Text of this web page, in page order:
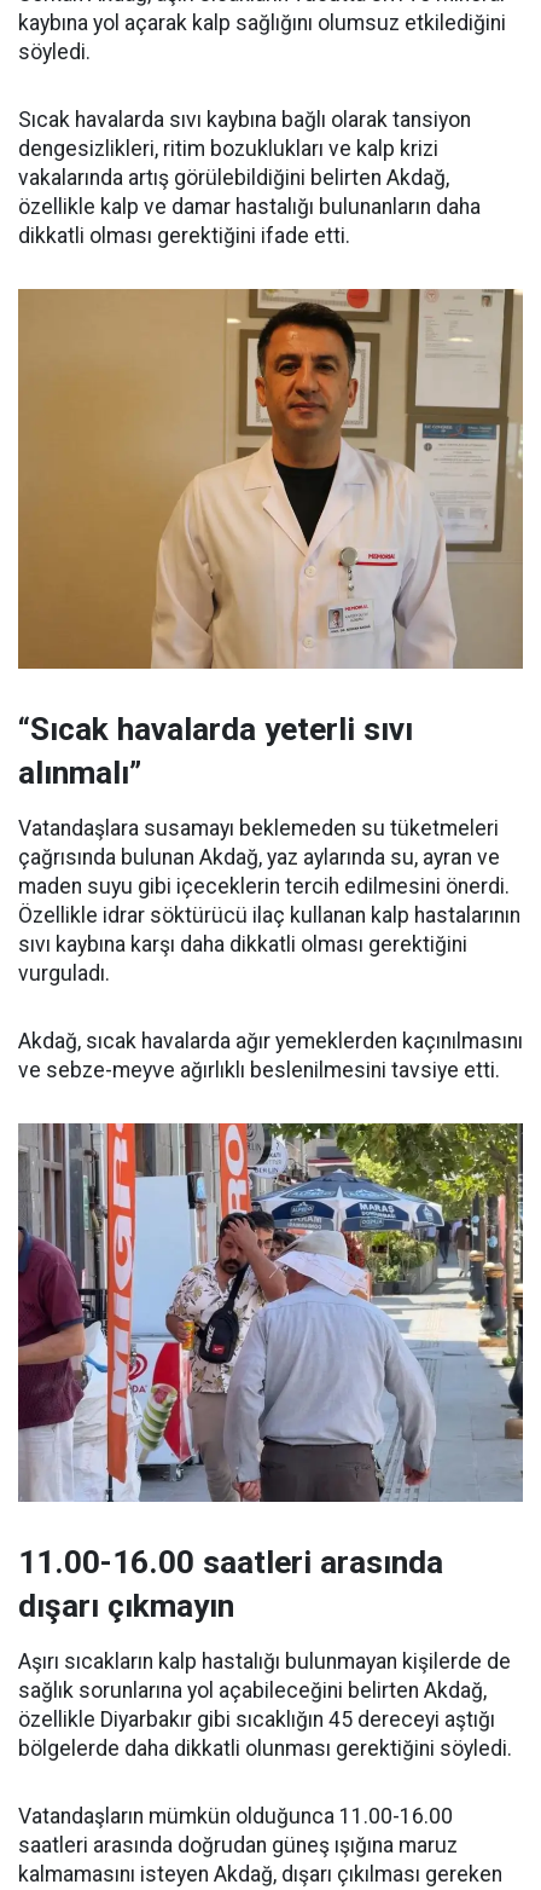
kaybına yol açarak kalp sağlığını olumsuz etkilediğini
söyledi.
Sıcak havalarda sıvı kaybına bağlı olarak tansiyon
dengesizlikleri, ritim bozuklukları ve kalp krizi
vakalarında artış görülebildiğini belirten Akdağ,
özellikle kalp ve damar hastalığı bulunanların daha
dikkatli olması gerektiğini ifade etti.
“Sıcak havalarda yeterli sıvı
alınmalı”
Vatandaşlara susamayı beklemeden su tüketmeleri
çağrısında bulunan Akdağ, yaz aylarında su, ayran ve
maden suyu gibi içeceklerin tercih edilmesini önerdi.
Özellikle idrar söktürücü ilaç kullanan kalp hastalarının
sıvı kaybına karşı daha dikkatli olması gerektiğini
vurguladı.
Akdağ, sıcak havalarda ağır yemeklerden kaçınılmasını
ve sebze-meyve ağırlıklı beslenilmesini tavsiye etti.
11.00-16.00 saatleri arasında
dışarı çıkmayın
Aşırı sıcakların kalp hastalığı bulunmayan kişilerde de
sağlık sorunlarına yol açabileceğini belirten Akdağ,
özellikle Diyarbakır gibi sıcaklığın 45 dereceyi aştığı
bölgelerde daha dikkatli olunması gerektiğini söyledi.
Vatandaşların mümkün olduğunca 11.00-16.00
saatleri arasında doğrudan güneş ışığına maruz
kalmamasını isteyen Akdağ, dışarı çıkılması gereken